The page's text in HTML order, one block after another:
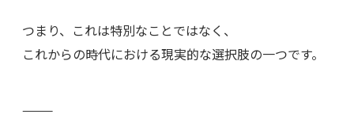
つまり、これは特別なことではなく、
これからの時代における現実的な選択肢の一つです。
⸻